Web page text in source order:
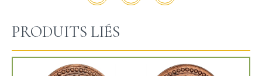
PRODUITS LIÉS